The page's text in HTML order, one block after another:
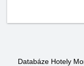
Databáze Hotely